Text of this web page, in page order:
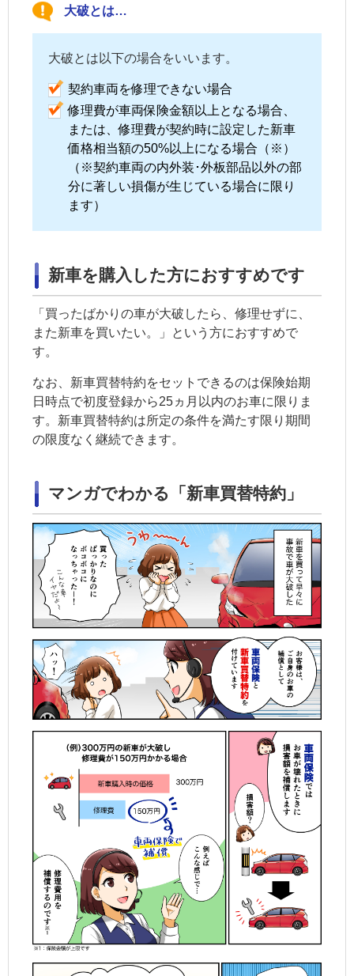
大破とは…
大破とは以下の場合をいいます。
契約車両を修理できない場合
修理費が車両保険金額以上となる場合、
または、修理費が契約時に設定した新車
価格相当額の50%以上になる場合（※）
（※契約車両の内外装･外板部品以外の部
分に著しい損傷が生じている場合に限り
ます）
新車を購入した方におすすめです
「買ったばかりの車が大破したら、修理せずに、
また新車を買いたい。」という方におすすめで
す。
なお、新車買替特約をセットできるのは保険始期
日時点で初度登録から25ヵ月以内のお車に限りま
す。新車買替特約は所定の条件を満たす限り期間
の限度なく継続できます。
マンガでわかる「新車買替特約」